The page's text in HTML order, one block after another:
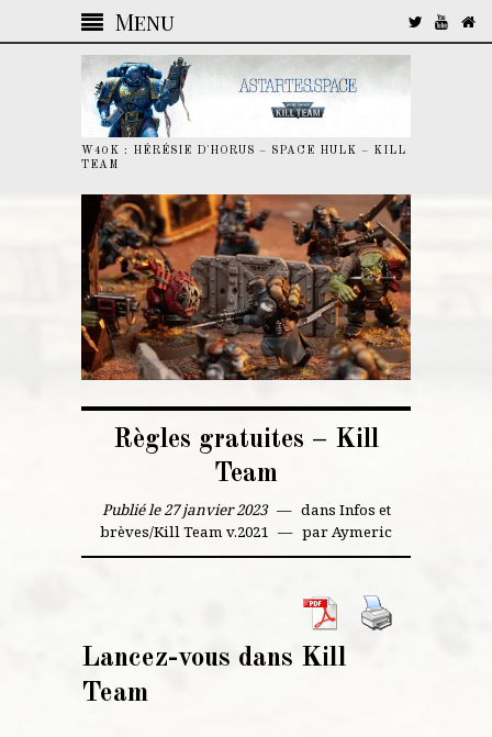
Menu
W40K : HÉRÉSIE D'HORUS – SPACE HULK – KILL
TEAM
Règles gratuites – Kill
Team
Publié le 27 janvier 2023 dans Infos et
brèves/Kill Team v.2021 parAymeric
Lancez-vous dans Kill
Team